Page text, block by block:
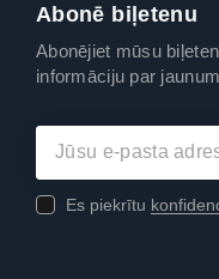
Abonē biļetenu
Abonējiet mūsu
informāciju par
Es piekrītu